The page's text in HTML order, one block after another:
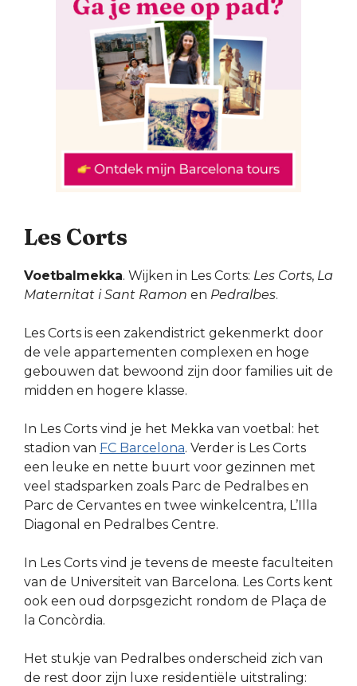
Les Corts
Voetbalmekka. Wijken in Les Corts: Les Corts, La
Maternitat i Sant Ramon en Pedralbes.
Les Corts is een zakendistrict gekenmerkt door
de vele appartementen complexen en hoge
gebouwen dat bewoond zijn door families uit de
midden en hogere klasse.
In Les Corts vind je het Mekka van voetbal: het
stadion van FC Barcelona. Verder is Les Corts
een leuke en nette buurt voor gezinnen met
veel stadsparken zoals Parc de Pedralbes en
Parc de Cervantes en twee winkelcentra, L’Illa
Diagonal en Pedralbes Centre.
In Les Corts vind je tevens de meeste faculteiten
van de Universiteit van Barcelona. Les Corts kent
ook een oud dorpsgezicht rondom de Plaça de
la Concòrdia.
Het stukje van Pedralbes onderscheid zich van
de rest door zijn luxe residentiële uitstraling: